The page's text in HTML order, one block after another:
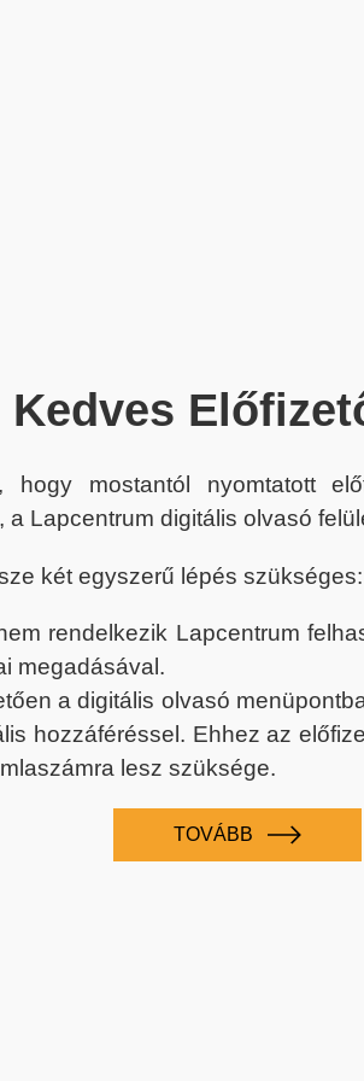
Kedves
hogy mostantól nyomtatott
a Lapcentrum digitális olvasó
két egyszerű lépés szükséges:
rendelkezik Lapcentrum
megadásával.
a digitális olvasó
hozzáféréssel. Ehhez az
lesz szüksége.
TOVÁBB